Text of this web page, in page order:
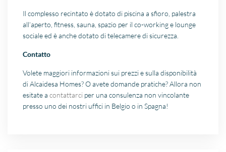
Il complesso recintato è dotato di piscina a sfioro, palestra
all’aperto, fitness, sauna, spazio per il co-working e lounge
sociale ed è anche dotato di telecamere di sicurezza.
Contatto
Volete maggiori informazioni sui prezzi e sulla disponibilità
di Alcaidesa Homes? O avete domande pratiche? Allora non
esitate acontattarci per una consulenza non vincolante
presso uno dei nostri uffici in Belgio o in Spagna!